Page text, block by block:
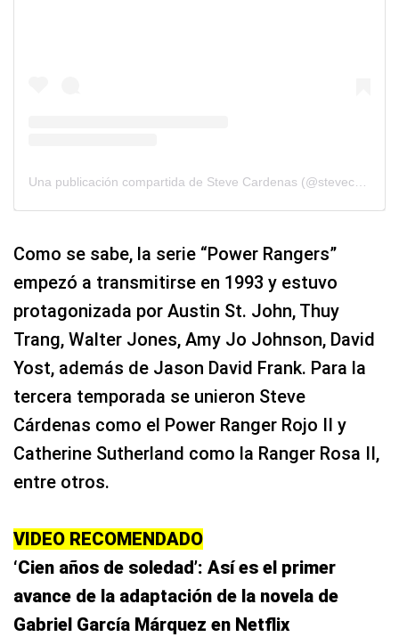
Una publicación compartida de Steve Cardenas (@stevecardenaspr)
Como se sabe, la serie “Power Rangers”
empezó a transmitirse en 1993 y estuvo
protagonizada por Austin St. John, Thuy
Trang, Walter Jones, Amy Jo Johnson, David
Yost, además de Jason David Frank. Para la
tercera temporada se unieron Steve
Cárdenas como el Power Ranger Rojo II y
Catherine Sutherland como la Ranger Rosa II,
entre otros.
VIDEO RECOMENDADO
‘Cien años de soledad’: Así es el primer
avance de la adaptación de la novela de
Gabriel García Márquez en Netflix